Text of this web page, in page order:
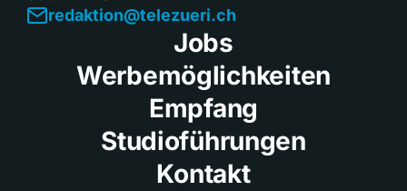
redaktion@telezueri.ch
Jobs
Werbemöglichkeiten
Empfang
Studioführungen
Kontakt